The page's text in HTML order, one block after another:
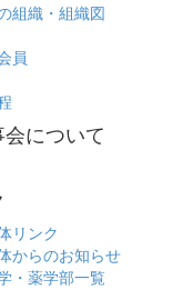
組織・組織図
員
について
リンク
からのお知らせ
・薬学部一覧